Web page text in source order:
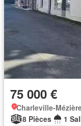
75 000 €
Charleville-
8 Pièces
1